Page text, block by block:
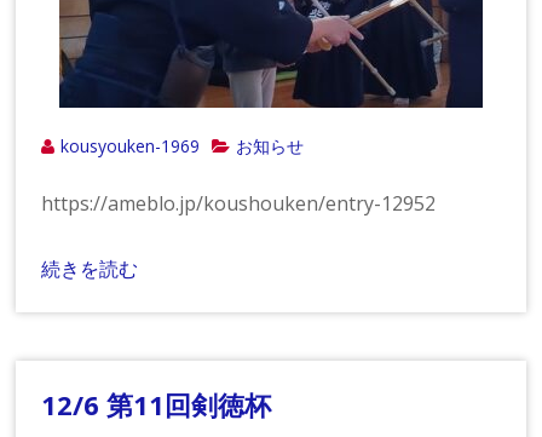
kousyouken-1969 お知らせ
https://ameblo.jp/koushouken/entry-12952
続きを読む
12/6 第11回剣徳杯